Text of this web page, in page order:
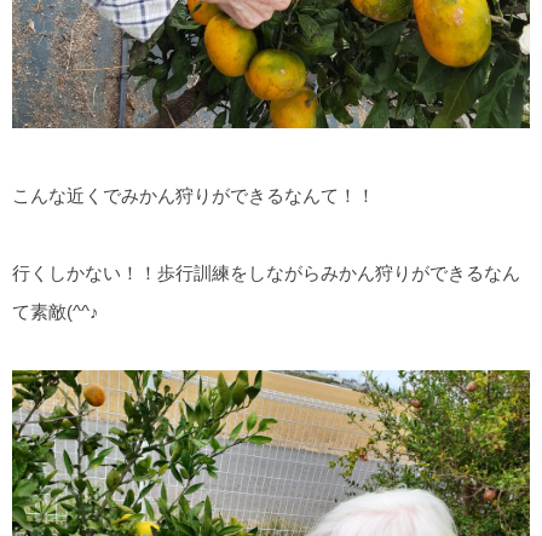
こんな近くでみかん狩りができるなんて！！
行くしかない！！歩行訓練をしながらみかん狩りができるなん
て素敵(^^♪